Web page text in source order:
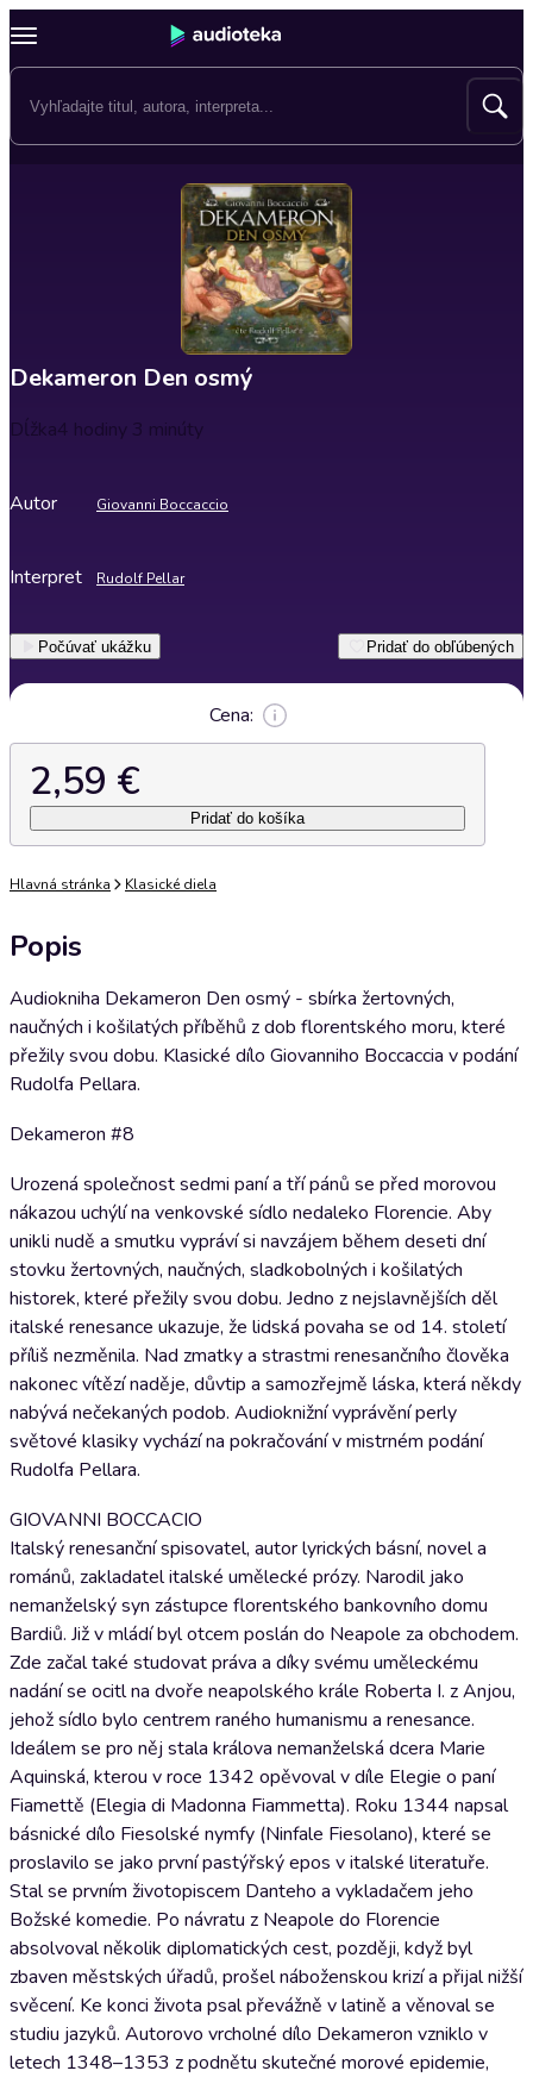
Dekameron Den osmý
Dĺžka4 hodiny 3 minúty
Autor Giovanni Boccaccio
Interpret Rudolf Pellar
Počúvať ukážku Pridať do obľúbených
Cena:
2,59 €
Pridať do košíka
Hlavná stránka Klasické diela
Popis
Audiokniha Dekameron Den osmý - sbírka žertovných,
naučných i košilatých příběhů z dob florentského moru, které
přežily svou dobu. Klasické dílo Giovanniho Boccaccia v podání
Rudolfa Pellara.
Dekameron #8
Urozená společnost sedmi paní a tří pánů se před morovou
nákazou uchýlí na venkovské sídlo nedaleko Florencie. Aby
unikli nudě a smutku vypráví si navzájem během deseti dní
stovku žertovných, naučných, sladkobolných i košilatých
historek, které přežily svou dobu. Jedno z nejslavnějších děl
italské renesance ukazuje, že lidská povaha se od 14. století
příliš nezměnila. Nad zmatky a strastmi renesančního člověka
nakonec vítězí naděje, důvtip a samozřejmě láska, která někdy
nabývá nečekaných podob. Audioknižní vyprávění perly
světové klasiky vychází na pokračování v mistrném podání
Rudolfa Pellara.
GIOVANNI BOCCACIO
Italský renesanční spisovatel, autor lyrických básní, novel a
románů, zakladatel italské umělecké prózy. Narodil jako
nemanželský syn zástupce florentského bankovního domu
Bardiů. Již v mládí byl otcem poslán do Neapole za obchodem.
Zde začal také studovat práva a díky svému uměleckému
nadání se ocitl na dvoře neapolského krále Roberta I. z Anjou,
jehož sídlo bylo centrem raného humanismu a renesance.
Ideálem se pro něj stala králova nemanželská dcera Marie
Aquinská, kterou v roce 1342 opěvoval v díle Elegie o paní
Fiamettě (Elegia di Madonna Fiammetta). Roku 1344 napsal
básnické dílo Fiesolské nymfy (Ninfale Fiesolano), které se
proslavilo se jako první pastýřský epos v italské literatuře.
Stal se prvním životopiscem Danteho a vykladačem jeho
Božské komedie. Po návratu z Neapole do Florencie
absolvoval několik diplomatických cest, později, když byl
zbaven městských úřadů, prošel náboženskou krizí a přijal nižší
svěcení. Ke konci života psal převážně v latině a věnoval se
studiu jazyků. Autorovo vrcholné dílo Dekameron vzniklo v
letech 1348–1353 z podnětu skutečné morové epidemie,